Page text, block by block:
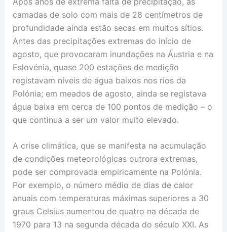
camadas de solo com mais de 28 centímetros de
profundidade ainda estão secas em muitos sítios.
Antes das precipitações extremas do início de
agosto, que provocaram inundações na Áustria e na
Eslovénia, quase 200 estações de medição
registavam níveis de água baixos nos rios da
Polónia; em meados de agosto, ainda se registava
água baixa em cerca de 100 pontos de medição – o
que continua a ser um valor muito elevado.
A crise climática, que se manifesta na acumulação
de condições meteorológicas outrora extremas,
pode ser comprovada empiricamente na Polónia.
Por exemplo, o número médio de dias de calor
anuais com temperaturas máximas superiores a 30
graus Celsius aumentou de quatro na década de
1970 para 13 na segunda década do século XXI. As